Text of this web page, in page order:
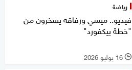
رياضة
فيديو.. ميسي ورفاقه يسخرون من
"خطة بيكفورد"
l 16 يوليو 2026